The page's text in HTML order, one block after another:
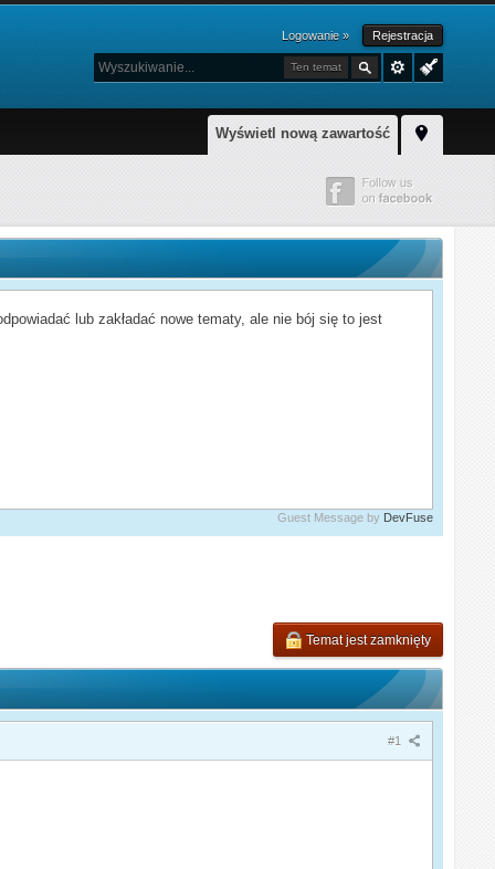
Logowanie » Rejestracja
Ten temat
Wyświetl nową zawartość
lub zakładać nowe tematy, ale nie bój się to jest
Guest Message by DevFuse
Temat jest zamknięty
#1